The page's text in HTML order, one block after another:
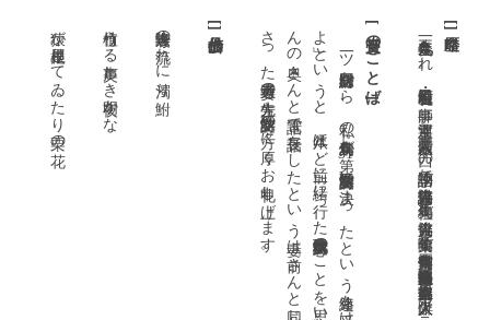
[
]
一九三九年奈良生まれ。右城暮石・山口誓子に師事。『運河』主宰。『晨』『紫薇』同人。『西の季語物語』で俳人協会評論賞、句集『往馬』で俳人協会賞、句集『薬喰』で俳句四季大賞受賞。公益社団法人俳人協会常務理事。日本文藝家協会会員。大阪俳人クラブ会長。奈良県俳句協会会長。
[
受賞のことば
]
一ツ橋綜合財団から、私の句集『真鳥』が第
31
。
[
]
法隆寺裏の流れに濁り鮒
竹植うる声美しき夜明かな
猿が屋根走りてゐたり栗の花